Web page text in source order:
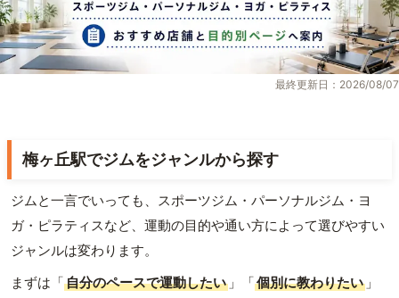
最終更新日：2026/08/07
梅ヶ丘駅でジムをジャンルから探す
ジムと一言でいっても、スポーツジム・パーソナルジム・ヨ
ガ・ピラティスなど、運動の目的や通い方によって選びやすい
ジャンルは変わります。
まずは「自分のペースで運動したい 」「個別に教わりたい 」